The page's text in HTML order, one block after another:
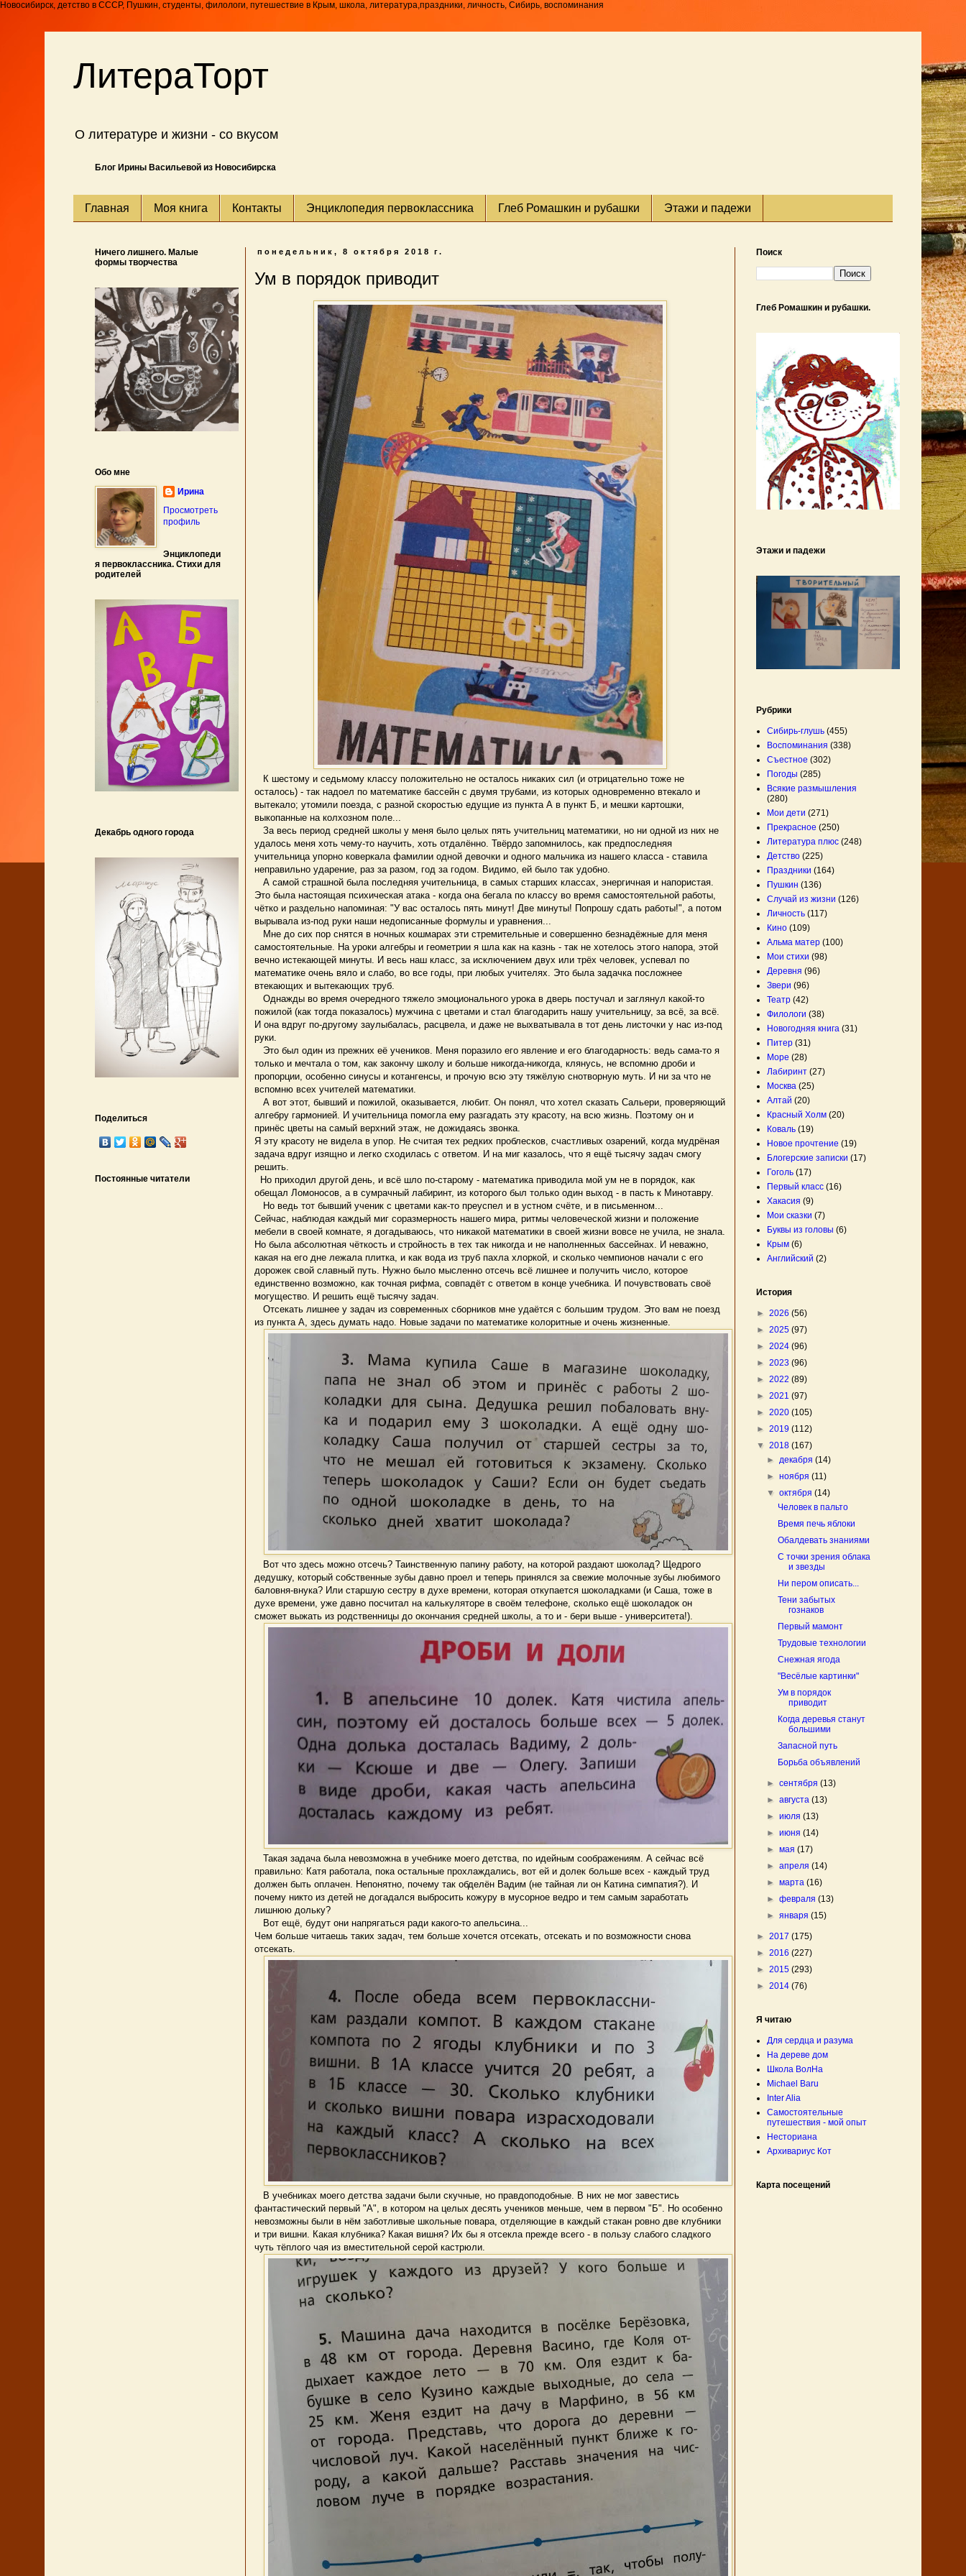
Новосибирск, детство в СССР, Пушкин, студенты, филологи, путешествие в Крым, школа, литература,праздники, личность, Сибирь, воспоминания
ЛитераТорт
О литературе и жизни - со вкусом
Блог Ирины Васильевой из Новосибирска
Главная Моя книга Контакты Энциклопедия первоклассника Глеб Ромашкин и рубашки Этажи и падежи
понедельник, 8 октября 2018 г.
Ум в порядок приводит
К шестому и седьмому классу положительно не осталось никаких сил (и отрицательно тоже не
осталось) - так надоел по математике бассейн с двумя трубами, из которых одновременно втекало и
вытекало; утомили поезда, с разной скоростью едущие из пункта А в пункт Б, и мешки картошки,
выкопанные на колхозном поле...
За весь период средней школы у меня было целых пять учительниц математики, но ни одной из них не
удалось меня хоть чему-то научить, хоть отдалённо. Твёрдо запомнилось, как предпоследняя
учительница упорно коверкала фамилии одной девочки и одного мальчика из нашего класса - ставила
неправильно ударение, раз за разом, год за годом. Видимо, ей было так удобно.
А самой страшной была последняя учительница, в самых старших классах, энергичная и напористая.
Это была настоящая психическая атака - когда она бегала по классу во время самостоятельной работы,
чётко и раздельно напоминая: "У вас осталось пять минут! Две минуты! Попрошу сдать работы!", а потом
вырывала из-под руки наши недописанные формулы и уравнения...
Мне до сих пор снятся в ночных кошмарах эти стремительные и совершенно безнадёжные для меня
самостоятельные. На уроки алгебры и геометрии я шла как на казнь - так не хотелось этого напора, этой
вечно истекающей минуты. И весь наш класс, за исключением двух или трёх человек, успевал по
математике очень вяло и слабо, во все годы, при любых учителях. Это была задачка посложнее
втекающих и вытекающих труб.
Однажды во время очередного тяжело эмоционального урока в дверь постучал и заглянул какой-то
пожилой (как тогда показалось) мужчина с цветами и стал благодарить нашу учительницу, за всё, за всё.
И она вдруг по-другому заулыбалась, расцвела, и даже не выхватывала в тот день листочки у нас из-под
руки.
Это был один из прежних её учеников. Меня поразило его явление и его благодарность: ведь сама-то я
только и мечтала о том, как закончу школу и больше никогда-никогда, клянусь, не вспомню дроби и
пропорции, особенно синусы и котангенсы, и прочую всю эту тяжёлую снотворную муть. И ни за что не
вспомню всех учителей математики.
А вот этот, бывший и пожилой, оказывается, любит. Он понял, что хотел сказать Сальери, проверяющий
алгебру гармонией. И учительница помогла ему разгадать эту красоту, на всю жизнь. Поэтому он и
принёс цветы на самый верхний этаж, не дожидаясь звонка.
Я эту красоту не видела в упор. Не считая тех редких проблесков, счастливых озарений, когда мудрёная
задача вдруг изящно и легко сходилась с ответом. И на миг казалось, что я ещё тысячу задач смогу
решить.
Но приходил другой день, и всё шло по-старому - математика приводила мой ум не в порядок, как
обещал Ломоносов, а в сумрачный лабиринт, из которого был только один выход - в пасть к Минотавру.
Но ведь тот бывший ученик с цветами как-то преуспел и в устном счёте, и в письменном...
Сейчас, наблюдая каждый миг соразмерность нашего мира, ритмы человеческой жизни и положение
мебели в своей комнате, я догадываюсь, что никакой математики в своей жизни вовсе не учила, не знала.
Но была абсолютная чёткость и стройность в тех так никогда и не наполненных бассейнах. И неважно,
какая на его дне лежала плитка, и как вода из труб пахла хлоркой, и сколько чемпионов начали с его
дорожек свой славный путь. Нужно было мысленно отсечь всё лишнее и получить число, которое
единственно возможно, как точная рифма, совпадёт с ответом в конце учебника. И почувствовать своё
могущество. И решить ещё тысячу задач.
Отсекать лишнее у задач из современных сборников мне удаётся с большим трудом. Это вам не поезд
из пункта А, здесь думать надо. Новые задачи по математике колоритные и очень жизненные.
Вот что здесь можно отсечь? Таинственную папину работу, на которой раздают шоколад? Щедрого
дедушку, который собственные зубы давно проел и теперь принялся за свежие молочные зубы любимого
баловня-внука? Или старшую сестру в духе времени, которая откупается шоколадками (и Саша, тоже в
духе времени, уже давно посчитал на калькуляторе в своём телефоне, сколько ещё шоколадок он
сможет выжать из родственницы до окончания средней школы, а то и - бери выше - университета!).
Такая задача была невозможна в учебнике моего детства, по идейным соображениям. А сейчас всё
правильно: Катя работала, пока остальные прохлаждались, вот ей и долек больше всех - каждый труд
должен быть оплачен. Непонятно, почему так обделён Вадим (не тайная ли он Катина симпатия?). И
почему никто из детей не догадался выбросить кожуру в мусорное ведро и тем самым заработать
лишнюю дольку?
Вот ещё, будут они напрягаться ради какого-то апельсина...
Чем больше читаешь таких задач, тем больше хочется отсекать, отсекать и по возможности снова
отсекать.
В учебниках моего детства задачи были скучные, но правдоподобные. В них не мог завестись
фантастический первый "А", в котором на целых десять учеников меньше, чем в первом "Б". Но особенно
невозможны были в нём заботливые школьные повара, отделяющие в каждый стакан ровно две клубники
и три вишни. Какая клубника? Какая вишня? Их бы я отсекла прежде всего - в пользу слабого сладкого
чуть тёплого чая из вместительной серой кастрюли.
Ничего лишнего. Малые
формы творчества
Обо мне
Ирина
Просмотреть
профиль
Энциклопеди
я первоклассника. Стихи для
родителей
Декабрь одного города
Поделиться
Постоянные читатели
Поиск
Глеб Ромашкин и рубашки.
Этажи и падежи
Рубрики
Сибирь-глушь (455)
Воспоминания (338)
Съестное (302)
Погоды (285)
Всякие размышления
(280)
Мои дети (271)
Прекрасное (250)
Литература плюс (248)
Детство (225)
Праздники (164)
Пушкин (136)
Случай из жизни (126)
Личность (117)
Кино (109)
Альма матер (100)
Мои стихи (98)
Деревня (96)
Звери (96)
Театр (42)
Филологи (38)
Новогодняя книга (31)
Питер (31)
Море (28)
Лабиринт (27)
Москва (25)
Алтай (20)
Красный Холм (20)
Коваль (19)
Новое прочтение (19)
Блогерские записки (17)
Гоголь (17)
Первый класс (16)
Хакасия (9)
Мои сказки (7)
Буквы из головы (6)
Крым (6)
Английский (2)
История
► 2026 (56)
► 2025 (97)
► 2024 (96)
► 2023 (96)
► 2022 (89)
► 2021 (97)
► 2020 (105)
► 2019 (112)
▼ 2018 (167)
►декабря(14)
►ноября(11)
▼октября(14)
Человек в пальто
Время печь яблоки
Обалдевать знаниями
С точки зрения облака
и звезды
Ни пером описать...
Тени забытых
гознаков
Первый мамонт
Трудовые технологии
Снежная ягода
"Весёлые картинки"
Ум в порядок
приводит
Когда деревья станут
большими
Запасной путь
Борьба объявлений
►сентября(13)
►августа(13)
►июля(13)
►июня(14)
►мая(17)
►апреля(14)
►марта(16)
►февраля(13)
►января(15)
► 2017 (175)
► 2016 (227)
► 2015 (293)
► 2014 (76)
Я читаю
Для сердца и разума
На дереве дом
Школа ВолНа
Michael Baru
Inter Alia
Самостоятельные
путешествия - мой опыт
Несториана
Архивариус Кот
Карта посещений